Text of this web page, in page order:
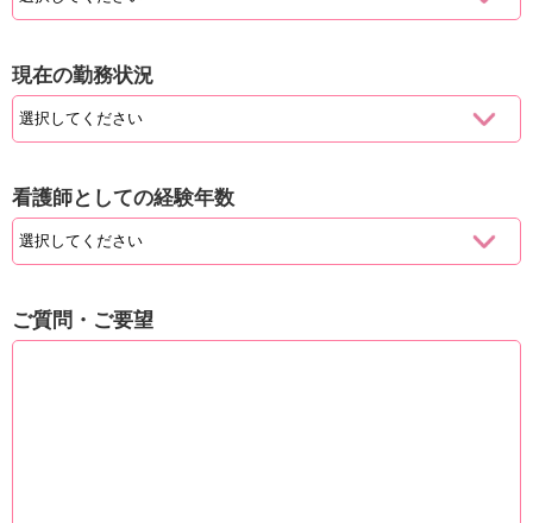
現在の勤務状況
看護師としての経験年数
ご質問・ご要望